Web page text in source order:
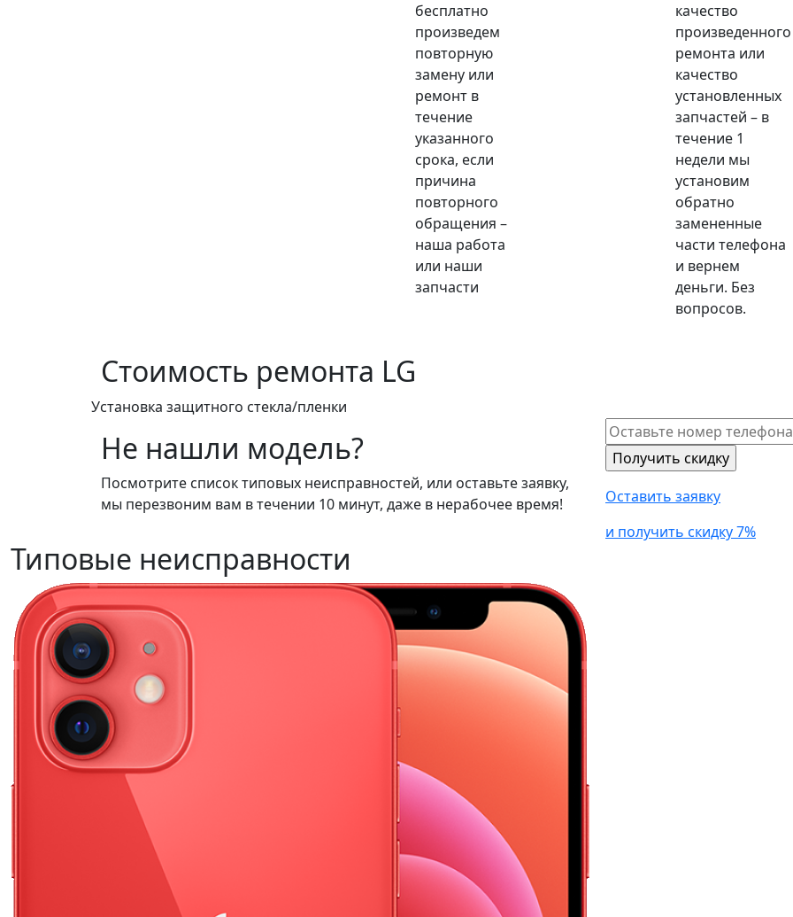
бесплатно
произведем
повторную
замену или
ремонт в
течение
указанного
срока, если
причина
повторного
обращения –
наша работа
или наши
запчасти
качество
произведенного
ремонта или
качество
установленных
запчастей – в
течение 1
недели мы
установим
обратно
замененные
части телефона
и вернем
деньги. Без
вопросов.
Стоимость ремонта LG
Установка защитного стекла/пленки
Не нашли модель?
Посмотрите список типовых неисправностей, или оставьте заявку,
мы перезвоним вам в течении 10 минут, даже в нерабочее время!
Оставить заявку
и получить скидку 7%
Типовые неисправности